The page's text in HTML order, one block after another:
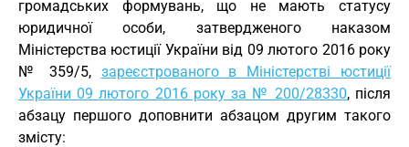
громадських формувань, що не мають статусу
юридичної особи, затвердженого наказом
Міністерства юстиції України від 09 лютого 2016 року
№ 359/5, зареєстрованого в Міністерстві юстиції
України 09 лютого 2016 року за № 200/28330, після
абзацу першого доповнити абзацом другим такого
змісту: